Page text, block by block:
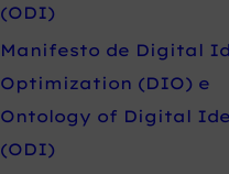
(ODI)
Manifesto de Digital
Optimization (DIO) e
Ontology of Digital
(ODI)